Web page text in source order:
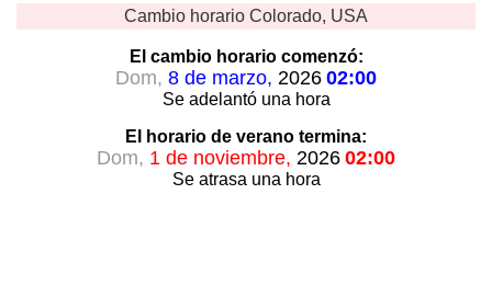
Cambio horario Colorado, USA
El cambio horariocomenzó:
Dom, 8 de marzo, 2026 02:00
Se adelantó una hora
El horario de verano termina:
Dom, 1 de noviembre, 2026 02:00
Se atrasa una hora